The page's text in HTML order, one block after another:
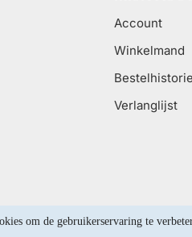
om de gebruikerservaring te
Account
Winkelmand
Bestelhistorie
Verlanglijst